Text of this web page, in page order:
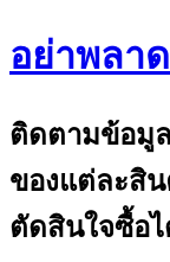
อย่าพลา
ติดตามข้อมู
ของแต่ละสิ
ตัดสินใจซื้อ